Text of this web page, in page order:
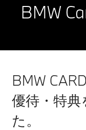
BMW
BMW
優待・特
た。